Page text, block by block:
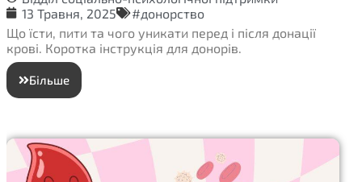
13 Травня, 2025
#донорство
Що їсти, пити та чого уникати перед і після донації
крові. Коротка інструкція для донорів.
Більше